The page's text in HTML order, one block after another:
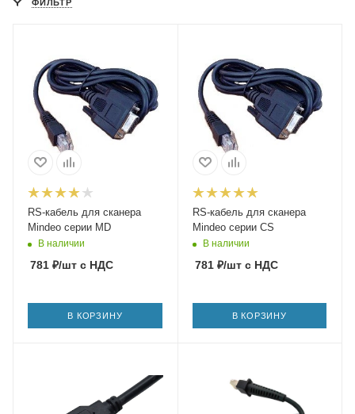
ФИЛЬТР
RS-кабель для сканера
Mindeo серии MD
В наличии
781 ₽/шт с НДС
В КОРЗИНУ
RS-кабель для сканера
Mindeo серии CS
В наличии
781₽/штс НДС
В КОРЗИНУ